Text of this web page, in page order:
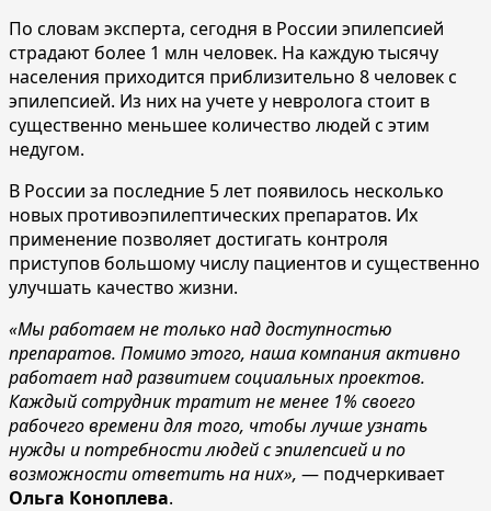
По словам эксперта, сегодня в России эпилепсией
страдают более 1 млн человек. На каждую тысячу
населения приходится приблизительно 8 человек с
эпилепсией. Из них на учете у невролога стоит в
существенно меньшее количество людей с этим
недугом.
В России за последние 5 лет появилось несколько
новых противоэпилептических препаратов. Их
применение позволяет достигать контроля
приступов большому числу пациентов и существенно
улучшать качество жизни.
«Мы работаем не только над доступностью
препаратов. Помимо этого, наша компания активно
работает над развитием социальных проектов.
Каждый сотрудник тратит не менее 1% своего
рабочего времени для того, чтобы лучше узнать
нужды и потребности людей с эпилепсией и по
возможности ответить на них», — подчеркивает
Ольга Коноплева.